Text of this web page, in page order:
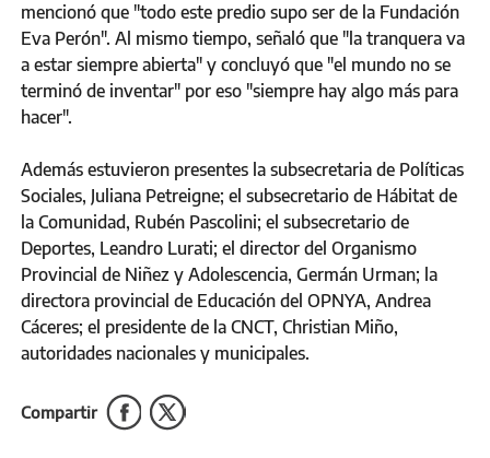
mencionó que "todo este predio supo ser de la Fundación
Eva Perón". Al mismo tiempo, señaló que "la tranquera va
a estar siempre abierta" y concluyó que "el mundo no se
terminó de inventar" por eso "siempre hay algo más para
hacer".
Además estuvieron presentes la subsecretaria de Políticas
Sociales, Juliana Petreigne; el subsecretario de Hábitat de
la Comunidad, Rubén Pascolini; el subsecretario de
Deportes, Leandro Lurati; el director del Organismo
Provincial de Niñez y Adolescencia, Germán Urman; la
directora provincial de Educación del OPNYA, Andrea
Cáceres; el presidente de la CNCT, Christian Miño,
autoridades nacionales y municipales.
Compartir